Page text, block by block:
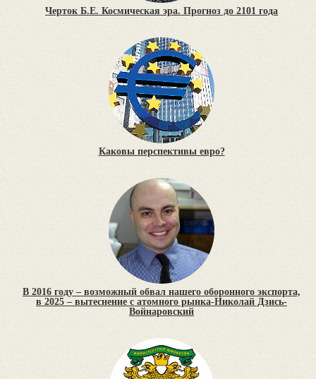
Черток Б.Е. Космическая эра. Прогноз до 2101 года
Каковы перспективы евро?
В 2016 году – возможный обвал нашего оборонного экспорта,
в 2025 – вытеснение с атомного рынка-Николай Дзись-
Войнаровский